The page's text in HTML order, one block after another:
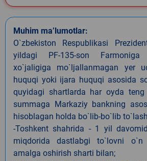
Muhim ma’lumotlar:
O`zbekiston Respublikasi
yildagi PF-135-son
xo`jaligiga mo`ljallanmagan yer
huquqi yoki ijara huquqi asosida
quyidagi shartlarda har oyda teng
summaga Markaziy bankning
hisoblagan holda bo`lib-bo`lib
-Toshkent shahrida - 1 yil
miqdorida dastlabgi to`lovni
amalga oshirish sharti bilan;